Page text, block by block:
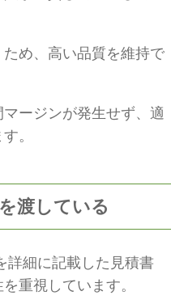
め、高い品質を維持で
ージンが発生せず、適
。
渡している
詳細に記載した見積書
重視しています。